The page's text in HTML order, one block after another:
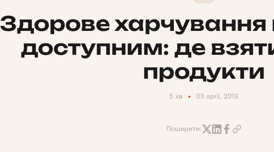
Здорове
доступним: де
продукти
5 хв 03 april, 2019
Поширити: